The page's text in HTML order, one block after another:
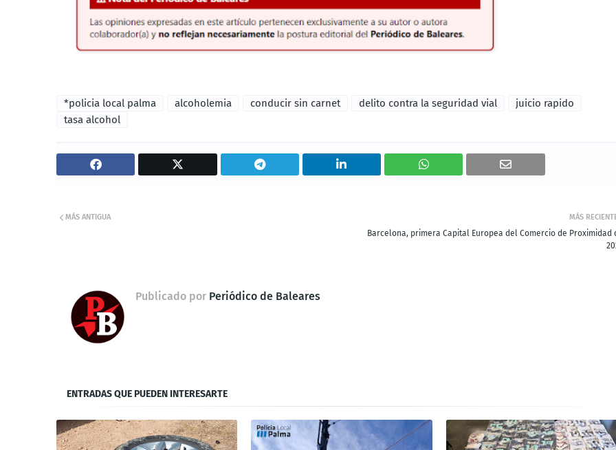
*policia local palma alcoholemia conducir sin carnet delito contra la seguridad vial
juicio rapido
tasa alcohol
MÁS
Barcelona, primera Capital Europea del Comercio de Proximidad
MÁS ANTIGUA
Publicado por Periódico de Baleares
ENTRADAS QUE PUEDEN INTERESARTE